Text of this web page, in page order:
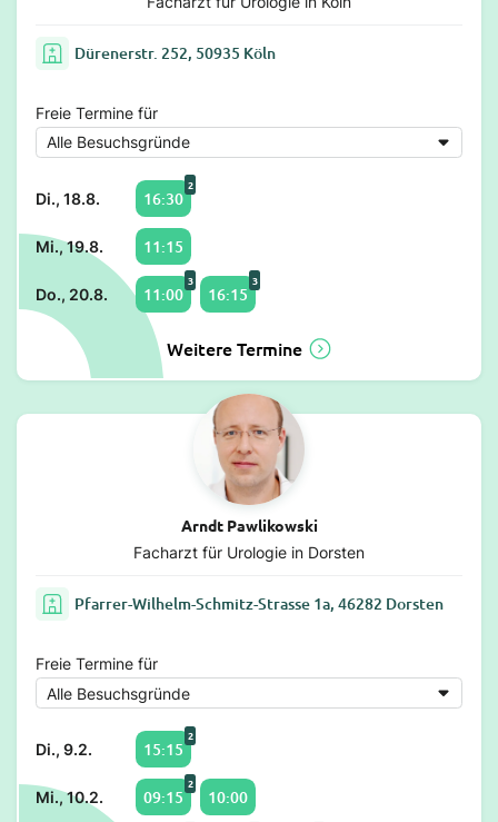
Dürenerstr. 252, 50935 Köln
Freie Termine für
Di., 18.8. 16:30
2
Mi., 19.8. 11:15
Do., 20.8. 11:00
3
16:15
3
Weitere Termine
Arndt Pawlikowski
Facharzt für Urologie in Dorsten
Pfarrer-Wilhelm-Schmitz-Strasse 1a, 46282 Dorsten
Freie Termine für
Di., 9.2. 15:15
2
Mi., 10.2. 09:15
2
10:00